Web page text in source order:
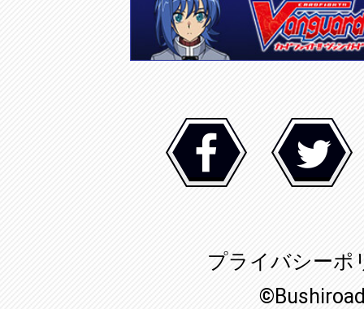
プライバシーポ